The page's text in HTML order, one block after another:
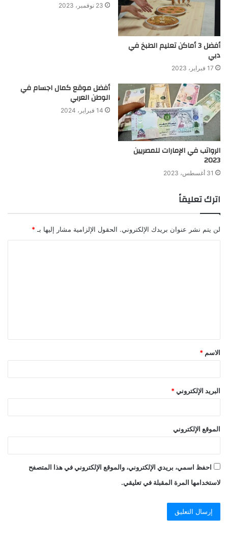
أفضل 3 أماكن تعليم الطبخ في
دبي
17 فبراير، 2023
23 نوفمبر، 2023
الرواتب في الإمارات للمصريين
2023
31 أغسطس، 2023
أفضل موقع كمال اجسام في
الوطن العربي
14 فبراير، 2024
اترك تعليقاً
لن يتم نشر عنوان بريدك الإلكتروني. الحقول الإلزامية مشار إليها بـ *
الاسم *
البريد الإلكتروني *
الموقع الإلكتروني
احفظ اسمي، بريدي الإلكتروني، والموقع الإلكتروني في هذا المتصفح
لاستخدامها المرة المقبلة في تعليقي.